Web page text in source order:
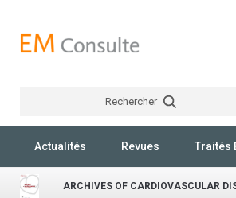
Rechercher
Actualités Revues Traités
ARCHIVES OF CARDIOVASCULAR